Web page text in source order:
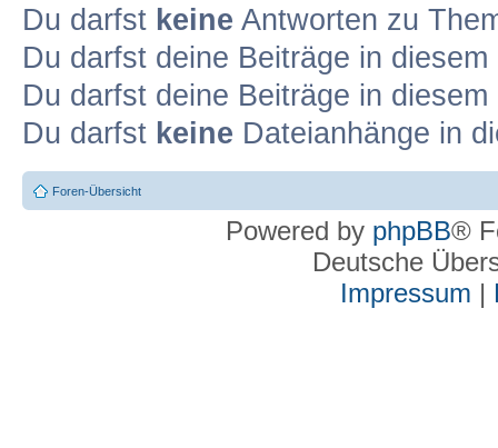
Du darfst keine Antworten zu
Du darfst deine Beiträge in
Du darfst deine Beiträge in
Du darfst keine Dateianhänge in
Foren-Übersicht
Powered by phpBB®
Deutsche
Impressum |